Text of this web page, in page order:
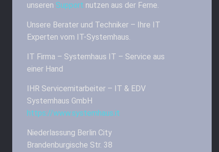
unseren Support nutzen aus der Ferne.
Unsere Berater und Techniker – Ihre IT
Experten vom IT-Systemhaus.
IT Firma – Systemhaus IT – Service aus
einer Hand
IHR Servicemitarbeiter – IT & EDV
Systemhaus GmbH
https://www.systemhaus.it
Niederlassung Berlin City
Brandenburgische Str. 38